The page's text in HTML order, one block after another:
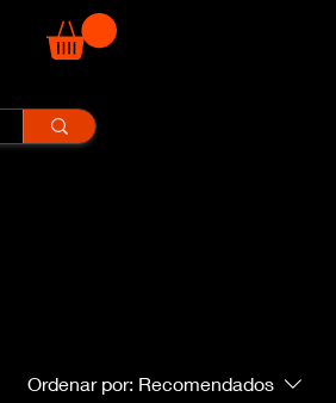
Ordenar por: Recomendados